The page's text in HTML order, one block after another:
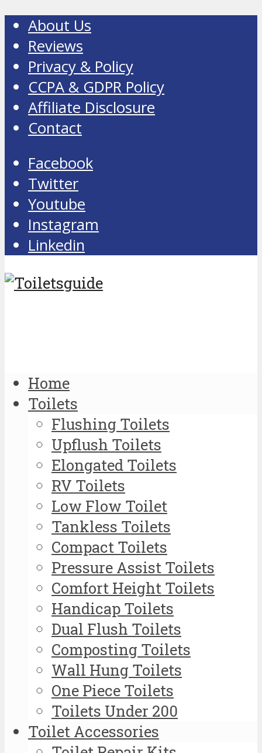
About Us
Reviews
Privacy & Policy
CCPA & GDPR Policy
Affiliate Disclosure
Contact
Facebook
Twitter
Youtube
Instagram
Linkedin
Home
Toilets
Flushing Toilets
Upflush Toilets
Elongated Toilets
RV Toilets
Low Flow Toilet
Tankless Toilets
Compact Toilets
Pressure Assist Toilets
Comfort Height Toilets
Handicap Toilets
Dual Flush Toilets
Composting Toilets
Wall Hung Toilets
One Piece Toilets
Toilets Under 200
Toilet Accessories